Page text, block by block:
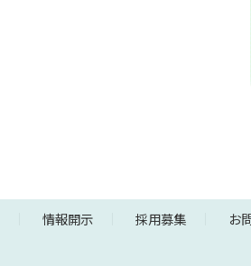
情報開示 採用募集 お